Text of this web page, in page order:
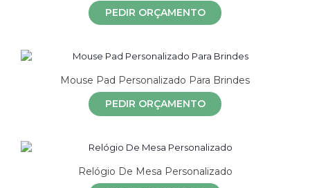
PEDIR ORÇAMENTO
Mouse Pad Personalizado Para Brindes
PEDIR ORÇAMENTO
Relógio De Mesa Personalizado